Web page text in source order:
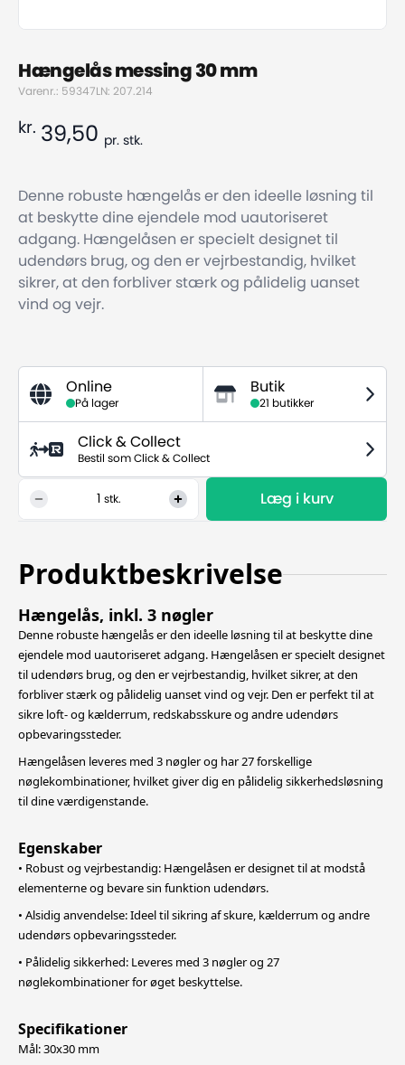
Hængelås messing 30 mm
Varenr.: 59347LN: 207.214
kr. 39,50 pr. stk.
Denne robuste hængelås er den ideelle løsning til
at beskytte dine ejendele mod uautoriseret
adgang. Hængelåsen er specielt designet til
udendørs brug, og den er vejrbestandig, hvilket
sikrer, at den forbliver stærk og pålidelig uanset
vind og vejr.
Online
På lager
Butik
21 butikker
Click & Collect
Bestil som Click & Collect
stk. Læg i kurv
Produktbeskrivelse
Hængelås, inkl. 3 nøgler
Denne robuste hængelås er den ideelle løsning til at beskytte dine
ejendele mod uautoriseret adgang. Hængelåsen er specielt designet
til udendørs brug, og den er vejrbestandig, hvilket sikrer, at den
forbliver stærk og pålidelig uanset vind og vejr. Den er perfekt til at
sikre loft- og kælderrum, redskabsskure og andre udendørs
opbevaringssteder.
Hængelåsen leveres med 3 nøgler og har 27 forskellige
nøglekombinationer, hvilket giver dig en pålidelig sikkerhedsløsning
til dine værdigenstande.
Egenskaber
• Robust og vejrbestandig: Hængelåsen er designet til at modstå
elementerne og bevare sin funktion udendørs.
• Alsidig anvendelse: Ideel til sikring af skure, kælderrum og andre
udendørs opbevaringssteder.
• Pålidelig sikkerhed: Leveres med 3 nøgler og 27
nøglekombinationer for øget beskyttelse.
Specifikationer
Mål: 30x30 mm